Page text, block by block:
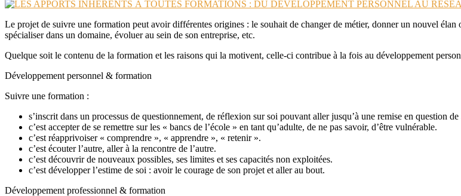
Le projet de suivre une formation peut avoir différentes origines : le souhait de changer de métier, donner un nouvel
spécialiser dans un domaine, évoluer au sein de son entreprise, etc.
Quelque soit le contenu de la formation et les raisons qui la motivent, celle-ci contribue à la fois au développement
Développement personnel & formation
Suivre une formation :
s’inscrit dans un processus de questionnement, de réflexion sur soi pouvant aller jusqu’à une remise en question
c’est accepter de se remettre sur les « bancs de l’école » en tant qu’adulte, de ne pas savoir, d’être vulnérable.
c’est réapprivoiser « comprendre », « apprendre », « retenir ».
c’est écouter l’autre, aller à la rencontre de l’autre.
c’est découvrir de nouveaux possibles, ses limites et ses capacités non exploitées.
c’est développer l’estime de soi : avoir le courage de son projet et aller au bout.
Développement professionnel & formation